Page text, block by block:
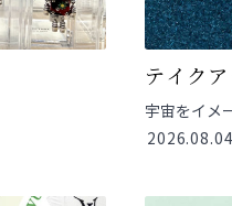
テイク
宇宙をイメ
2026.08.04